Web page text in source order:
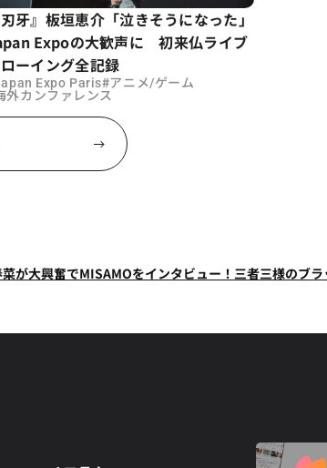
Ⅳ アリーナが熱狂で沸いた「モンドリ」現地レポート】モンスト
刃牙』板垣恵介「泣きそうになった」
Expoの大歓声に 初来仏ライブ
ーイング全記録
Expo Paris#アニメ/ゲーム
外カンファレンス
が大興奮でMISAMOをインタビュー！三者三様のブ